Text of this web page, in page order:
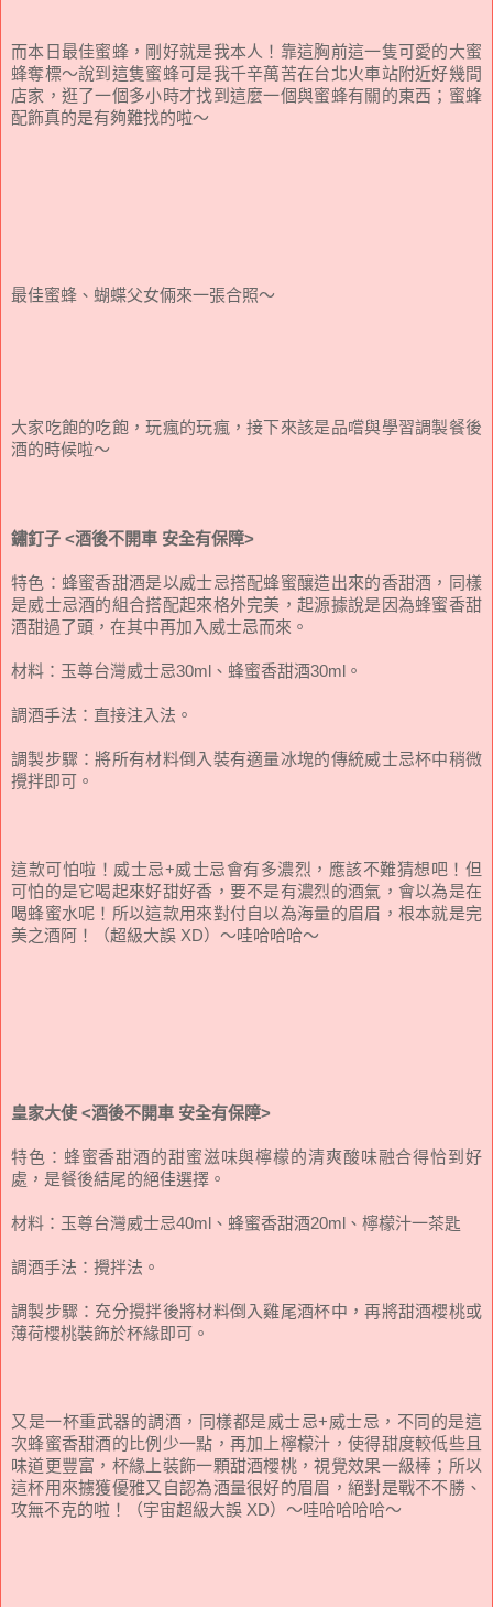
而本日最佳蜜蜂，剛好就是我本人！靠這胸前這一隻可愛的大蜜
蜂奪標～說到這隻蜜蜂可是我千辛萬苦在台北火車站附近好幾間
店家，逛了一個多小時才找到這麼一個與蜜蜂有關的東西；蜜蜂
配飾真的是有夠難找的啦～
最佳蜜蜂、蝴蝶父女倆來一張合照～
大家吃飽的吃飽，玩瘋的玩瘋，接下來該是品嚐與學習調製餐後
酒的時候啦～
鏽釘子 <酒後不開車 安全有保障>
特色：蜂蜜香甜酒是以威士忌搭配蜂蜜釀造出來的香甜酒，同樣
是威士忌酒的組合搭配起來格外完美，起源據說是因為蜂蜜香甜
酒甜過了頭，在其中再加入威士忌而來。
材料： 玉尊台灣威士忌30ml、蜂蜜香甜酒30ml。
調酒手法：直接注入法。
調製步驟：將所有材料倒入裝有適量冰塊的傳統威士忌杯中稍微
攪拌即可。
這款可怕啦！威士忌+威士忌會有多濃烈，應該不難猜想吧！但
可怕的是它喝起來好甜好香，要不是有濃烈的酒氣，會以為是在
喝蜂蜜水呢！所以這款用來對付自以為海量的眉眉，根本就是完
美之酒阿！（超級大誤 XD）～哇哈哈哈～
皇家大使 <酒後不開車 安全有保障>
特色：蜂蜜香甜酒的甜蜜滋味與檸檬的清爽酸味融合得恰到好
處，是餐後結尾的絕佳選擇。
材料： 玉尊台灣威士忌40ml、蜂蜜香甜酒20ml、檸檬汁一茶匙
調酒手法：攪拌法。
調製步驟：充分攪拌後將材料倒入雞尾酒杯中，再將甜酒櫻桃或
薄荷櫻桃裝飾於杯緣即可。
又是一杯重武器的調酒，同樣都是威士忌+威士忌，不同的是這
次蜂蜜香甜酒的比例少一點，再加上檸檬汁，使得甜度較低些且
味道更豐富，杯緣上裝飾一顆甜酒櫻桃，視覺效果一級棒；所以
這杯用來擄獲優雅又自認為酒量很好的眉眉，絕對是戰不不勝、
攻無不克的啦！（宇宙超級大誤 XD）～哇哈哈哈哈～